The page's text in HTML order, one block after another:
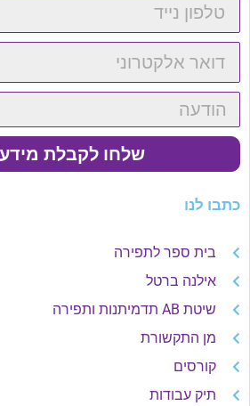
שלחו לקבלת
כתבו לנו
בית ספר לתפירה
אילנה ברטל
שיטת AB תדמיתנות ותפירה
מן התקשורת
קורסים
תיק עבודות